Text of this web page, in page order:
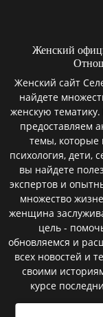
Женский
Женский сайт
найдете
женскую
предоставляем
темы, которые
психология, дети,
вы найдете
экспертов и
множество
женщина
цель -
обновляемся и
всех новостей и
своими
курсе